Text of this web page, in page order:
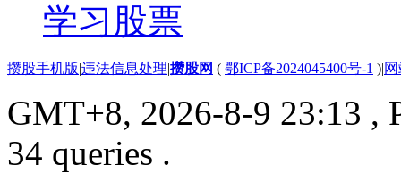
学习股票
攒股手机版|违法信息处理|攒股网 ( 鄂ICP备2024045400号-1 )|
GMT+8, 2026-8-9 23:13 ,
34 queries .